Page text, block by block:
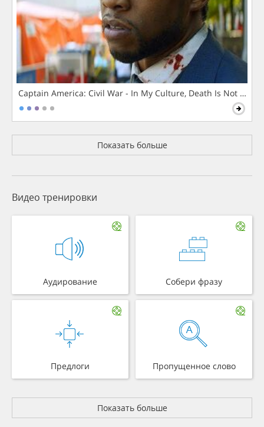
Captain America: Civil War - In My Culture, Death Is Not The
Показать больше
Видео тренировки
Аудирование Собери фразу
Предлоги Пропущенное слово
Показать больше